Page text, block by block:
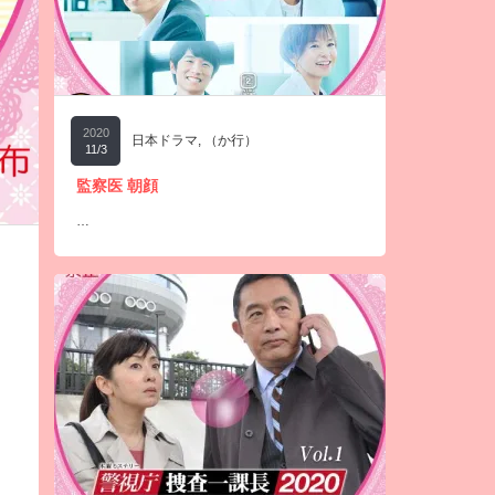
2020
11/3
日本ドラマ, （か行）
監察医 朝顔
…